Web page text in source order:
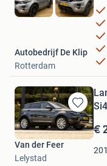
Autobedrijf De Klip
Rotterdam
Bewaren
in
Mijn
Favorieten
€
Van der Feer
Lelystad